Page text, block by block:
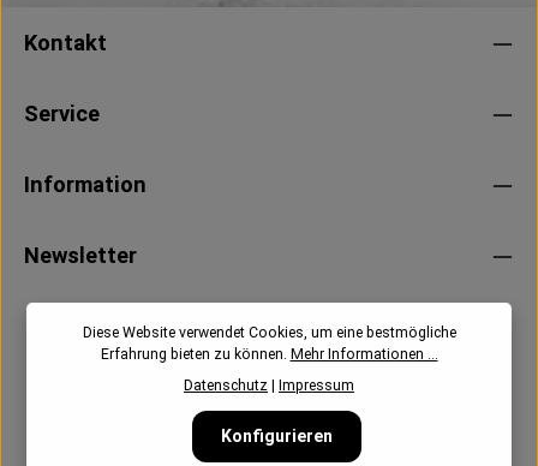
Kontakt
Service
Information
Newsletter
Diese Website verwendet Cookies, um eine bestmögliche
Erfahrung bieten zu können. Mehr Informationen ...
Datenschutz
Impressum
Konfigurieren